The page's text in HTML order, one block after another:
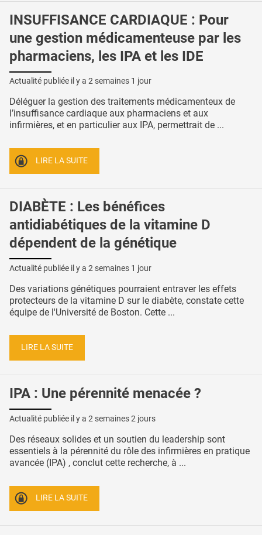
INSUFFISANCE CARDIAQUE : Pour
une gestion médicamenteuse par les
pharmaciens, les IPA et les IDE
Actualité publiée il y a 2 semaines 1 jour
Déléguer la gestion des traitements médicamenteux de
l’insuffisance cardiaque aux pharmaciens et aux
infirmières, et en particulier aux IPA, permettrait de ...
LIRE LA SUITE
DIABÈTE : Les bénéfices
antidiabétiques de la vitamine D
dépendent de la génétique
Actualité publiée il y a 2 semaines 1 jour
Des variations génétiques pourraient entraver les effets
protecteurs de la vitamine D sur le diabète, constate cette
équipe de l'Université de Boston. Cette ...
LIRE LA SUITE
IPA : Une pérennité menacée ?
Actualité publiée il y a 2 semaines 2 jours
Des réseaux solides et un soutien du leadership sont
essentiels à la pérennité du rôle des infirmières en pratique
avancée (IPA) , conclut cette recherche, à ...
LIRE LA SUITE